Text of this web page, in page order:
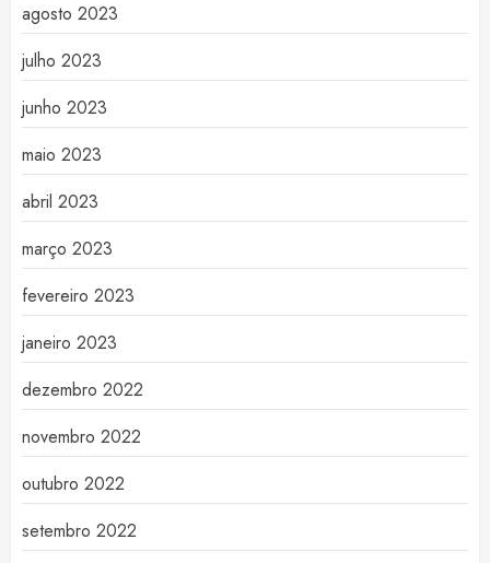
agosto 2023
julho 2023
junho 2023
maio 2023
abril 2023
março 2023
fevereiro 2023
janeiro 2023
dezembro 2022
novembro 2022
outubro 2022
setembro 2022